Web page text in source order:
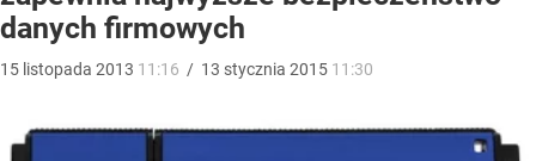
danych firmowych
15 listopada 2013 11:16 / 13 stycznia 2015 11:30